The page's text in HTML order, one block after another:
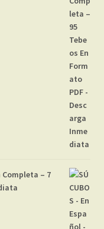
Completa – 7